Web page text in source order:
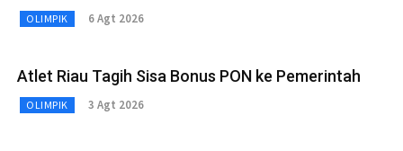
OLIMPIK 6 Agt 2026
Atlet Riau Tagih Sisa Bonus PON ke Pemerintah
OLIMPIK 3 Agt 2026